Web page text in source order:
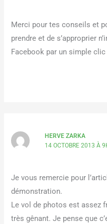
Merci pour tes conseils et
prendre et de s’approprier
Facebook par un simple
HERVE ZARKA
14 OCTOBRE 2013 À
Je vous remercie pour
démonstration.
Le vol de photos est assez
très gênant. Je pense que